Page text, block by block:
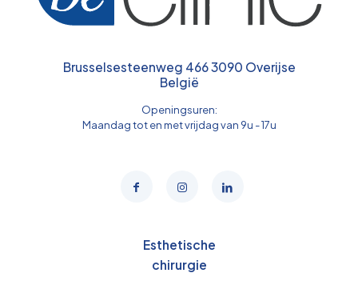
Brusselsesteenweg 466 3090 Overijse
België
Openingsuren:
Maandag tot en met vrijdag van 9u - 17u
Esthetische
chirurgie